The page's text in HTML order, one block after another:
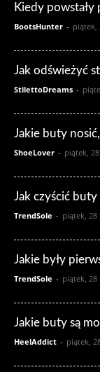
Kiedy powstały
BootsHunter - piątek,
Jak odświeżyć
StilettoDreams -
Jakie buty
ShoeLover - piątek,
Jak czyścić buty
TrendSole - piątek, 28
Jakie były
TrendSole - piątek, 28
Jakie buty są
HeelAddict - piątek,